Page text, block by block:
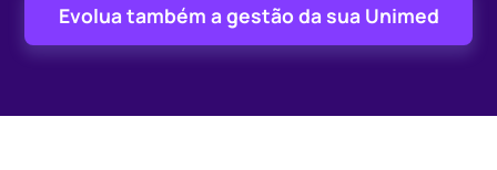
Evolua também a gestão da sua Unimed